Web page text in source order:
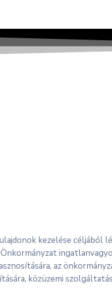
kezelése céljából
az
közüzemi